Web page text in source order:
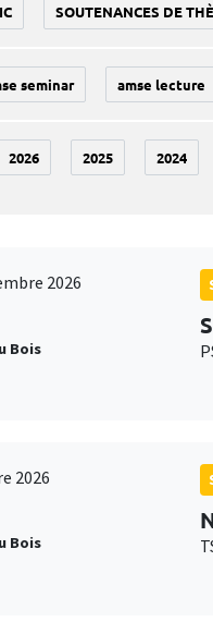
SOUTENANCES DE
seminar amse lecture
2026 2025 2024
2026
Bois
2026
Bois